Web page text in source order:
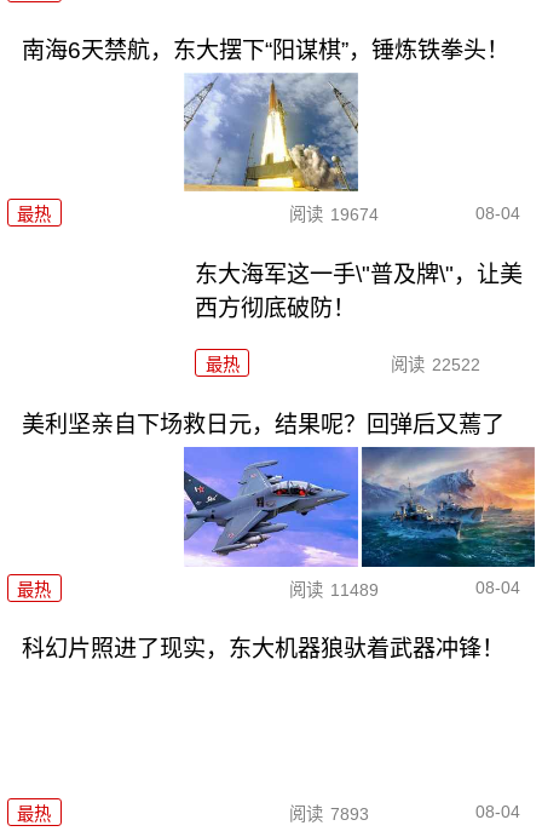
南海6天禁航，东大摆下“阳谋棋”，锤炼铁拳头！
最热 阅读 19674 08-04
东大海军这一手\"普及牌\"，让美
西方彻底破防！
最热 阅读 22522
美利坚亲自下场救日元，结果呢？回弹后又蔫了
最热 阅读 11489 08-04
科幻片照进了现实，东大机器狼驮着武器冲锋！
最热 阅读 7893 08-04